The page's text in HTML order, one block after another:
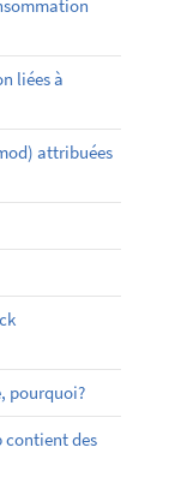
liées à
attribuées
pourquoi?
contient des